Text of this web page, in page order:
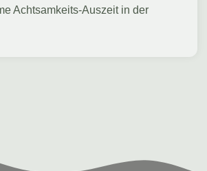
Achtsamkeits-Auszeit in der